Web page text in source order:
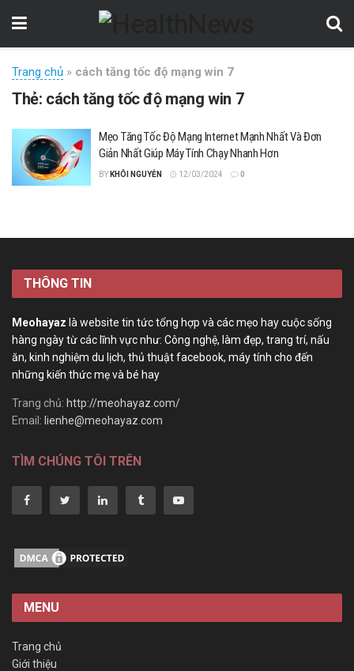
Trang chủ » cách tăng tốc độ mạng win 7
Thẻ: cách tăng tốc độ mạng win 7
Mẹo Tăng Tốc Độ Mạng Internet Mạnh Nhất Và Đơn
Giản Nhất Giúp Máy Tính Chạy Nhanh Hơn
BY KHÔI NGUYỄN 12/03/2024 0
THÔNG TIN
Meohayaz là website tin tức tổng hợp và các mẹo hay cuộc sống
hàng ngày từ các lĩnh vực như: Công nghệ, làm đẹp, trang trí, nấu
ăn, kinh nghiệm du lịch, thủ thuật facebook, máy tính cho đến
những kiến thức mẹ và bé hay
Trang chủ: http://meohayaz.com/
Email: lienhe@meohayaz.com
TÌM CHÚNG TÔI TRÊN
MENU
Trang chủ
Giới thiệu